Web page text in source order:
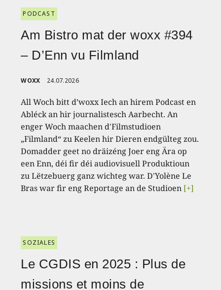
PODCAST
Am Bistro mat der woxx #394
– D’Enn vu Filmland
WOXX 24.07.2026
All Woch bitt d’woxx Iech an hirem Podcast en
Abléck an hir journalistesch Aarbecht. An
enger Woch maachen d'Filmstudioen
„Filmland“ zu Keelen hir Dieren endgülteg zou.
Domadder geet no dräizéng Joer eng Ära op
een Enn, déi fir déi audiovisuell Produktioun
zu Lëtzebuerg ganz wichteg war. D'Yolène Le
Bras war fir eng Reportage an de Studioen [+]
SOZIALES
Le CGDIS en 2025 : Plus de
missions et moins de